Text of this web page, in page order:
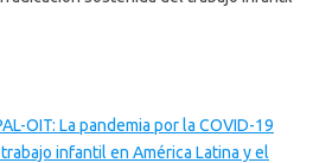
OIT: La pandemia por la COVID-19
infantil en América Latina y el